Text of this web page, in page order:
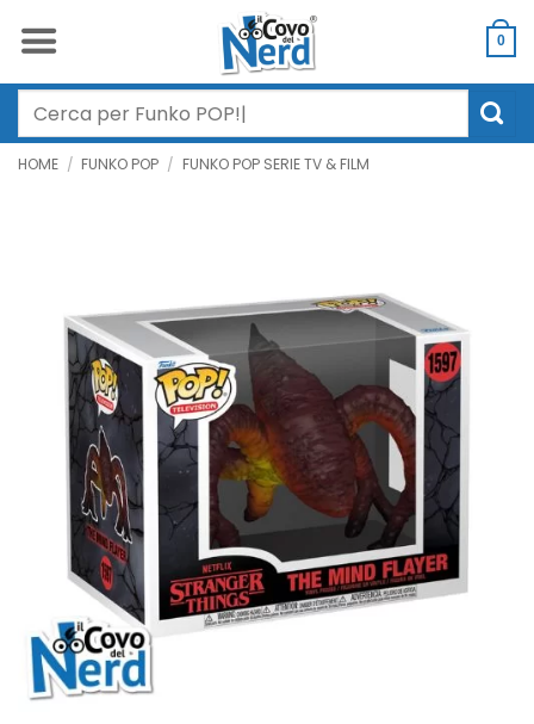
0
Cerca:
HOME / FUNKO POP / FUNKO POP SERIE TV & FILM